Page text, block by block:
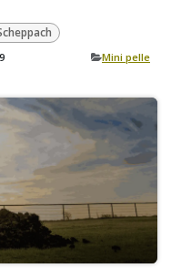
​Mini pelle